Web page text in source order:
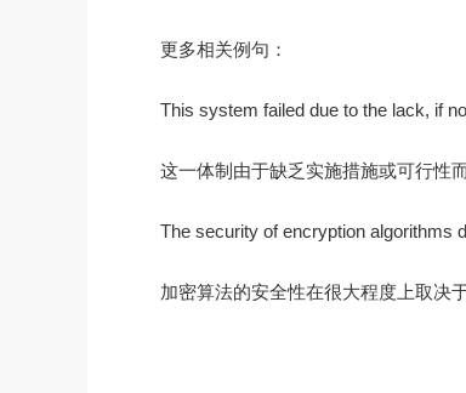
更多相关例句：
This system failed due to the lack, if
这一体制由于缺乏实施措施或可行性
The security of encryption algorithms
加密算法的安全性在很大程度上取决